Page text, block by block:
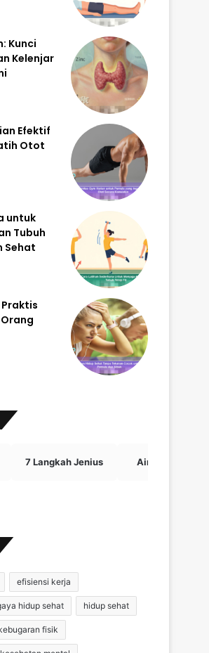
Kunci
Kelenjar
Efektif
Otot
untuk
Tubuh
Sehat
7 Langkah Jenius Airdrop Crypto
efisiensi kerja
hidup sehat hidup sehat
fisik